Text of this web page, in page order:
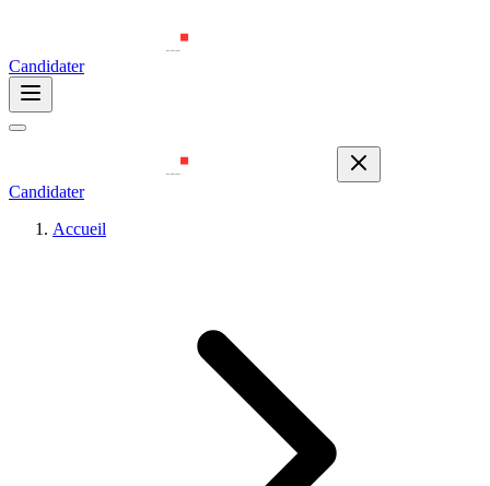
Candidater
Candidater
Accueil